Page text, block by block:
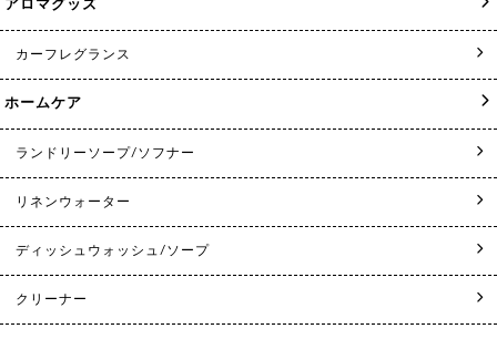
アロマグッズ
カーフレグランス
ホームケア
ランドリーソープ/ソフナー
リネンウォーター
ディッシュウォッシュ/ソープ
クリーナー